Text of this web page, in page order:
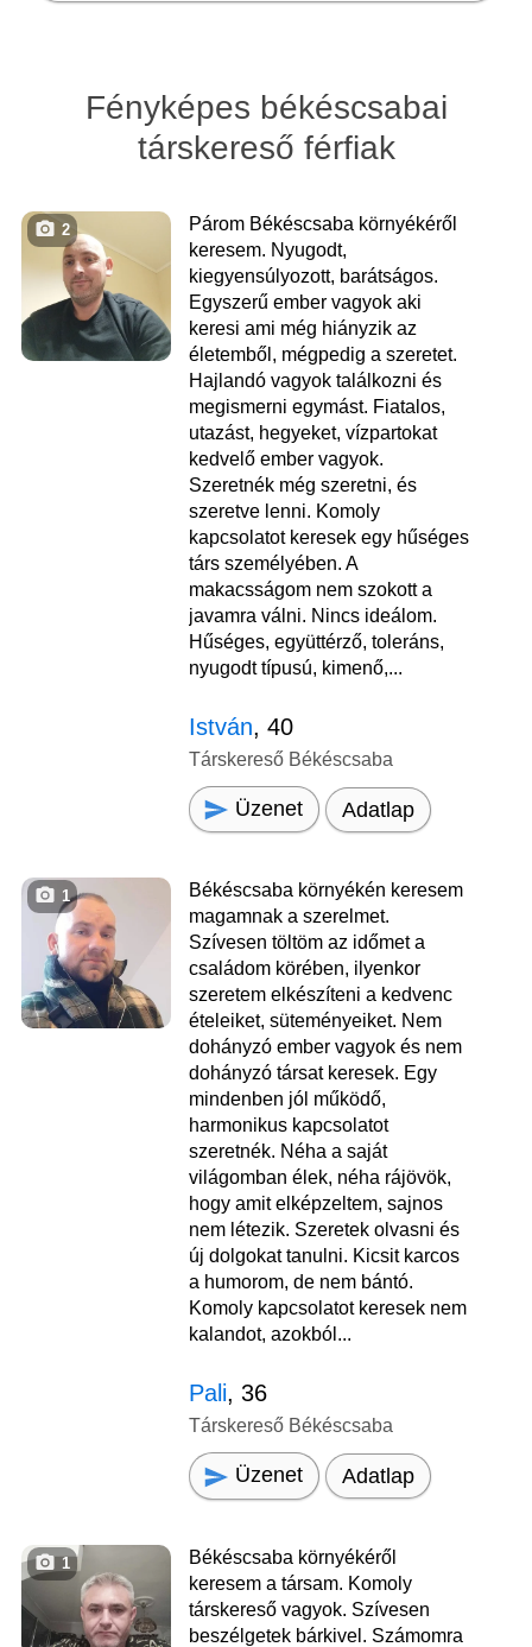
Fényképes békéscsabai
társkereső férfiak
2
Párom Békéscsaba környékéről
keresem. Nyugodt,
kiegyensúlyozott, barátságos.
Egyszerű ember vagyok aki
keresi ami még hiányzik az
életemből, mégpedig a szeretet.
Hajlandó vagyok találkozni és
megismerni egymást. Fiatalos,
utazást, hegyeket, vízpartokat
kedvelő ember vagyok.
Szeretnék még szeretni, és
szeretve lenni. Komoly
kapcsolatot keresek egy hűséges
társ személyében. A
makacsságom nem szokott a
javamra válni. Nincs ideálom.
Hűséges, együttérző, toleráns,
nyugodt típusú, kimenő,...
István, 40
Társkereső Békéscsaba
Üzenet Adatlap
1
Békéscsaba környékén keresem
magamnak a szerelmet.
Szívesen töltöm az időmet a
családom körében, ilyenkor
szeretem elkészíteni a kedvenc
ételeiket, süteményeiket. Nem
dohányzó ember vagyok és nem
dohányzó társat keresek. Egy
mindenben jól működő,
harmonikus kapcsolatot
szeretnék. Néha a saját
világomban élek, néha rájövök,
hogy amit elképzeltem, sajnos
nem létezik. Szeretek olvasni és
új dolgokat tanulni. Kicsit karcos
a humorom, de nem bántó.
Komoly kapcsolatot keresek nem
kalandot, azokból...
Pali, 36
Társkereső Békéscsaba
Üzenet Adatlap
1
Békéscsaba környékéről
keresem a társam. Komoly
társkereső vagyok. Szívesen
beszélgetek bárkivel. Számomra